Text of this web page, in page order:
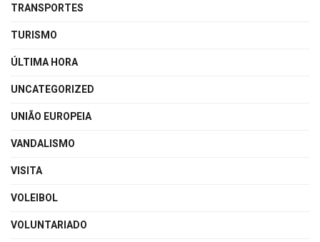
TRANSPORTES
TURISMO
ÚLTIMA HORA
UNCATEGORIZED
UNIÃO EUROPEIA
VANDALISMO
VISITA
VOLEIBOL
VOLUNTARIADO